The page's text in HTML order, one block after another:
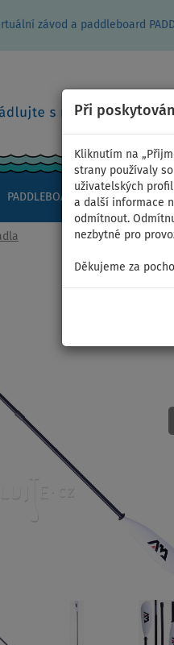
závod a paddleboard
Při
Kliknutím na
strany používaly
uživatelských
a další informace
odmítnout.
nezbytné pro
Děkujeme za
PADDLEBOARDY KAJAKY